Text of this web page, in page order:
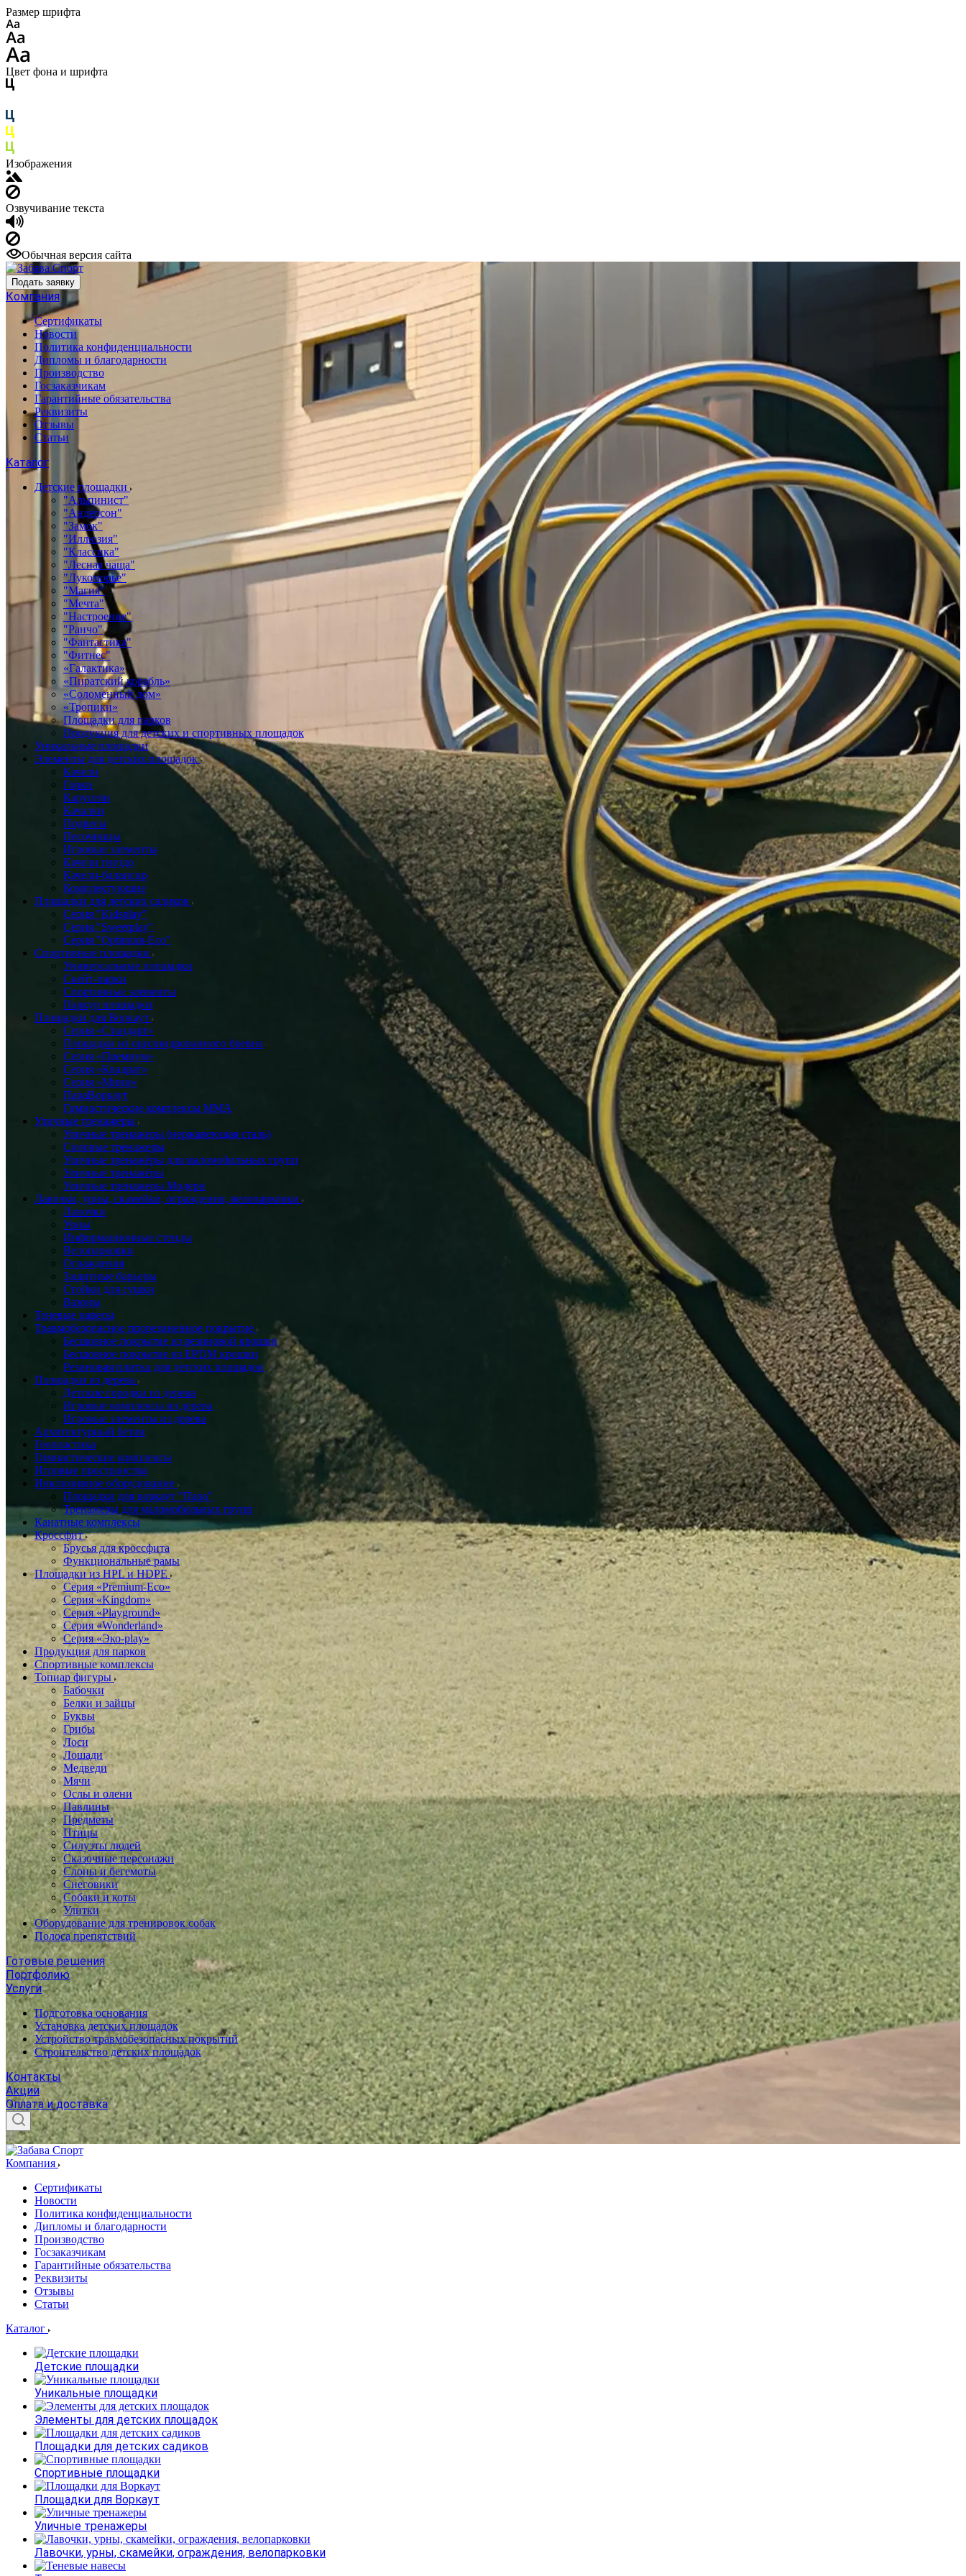
Размер шрифта
Цвет фона и шрифта
Изображения
Озвучивание текста
Обычная версия сайта
Подать заявку
Компания
Сертификаты
Новости
Политика конфиденциальности
Дипломы и благодарности
Производство
Госзаказчикам
Гарантийные обязательства
Реквизиты
Отзывы
Статьи
Каталог
Детские площадки
"Альпинист"
"Андерсон"
"Замок"
"Иллюзия"
"Классика"
"Лесная чаща"
"Лукоморье"
"Магия"
"Мечта"
"Настроение"
"Ранчо"
"Фантастика"
"Фитнес"
«Галактика»
«Пиратский корабль»
«Соломенный дом»
«Тропики»
Площадки для парков
Продукция для детских и спортивных площадок
Уникальные площадки
Элементы для детских площадок
Качели
Горки
Карусели
Качалки
Подвесы
Песочницы
Игровые элементы
Качели гнездо
Качели-балансир
Комплектующие
Площадки для детских садиков
Серия "Kidsplay"
Серия "Sweetplay"
Серия "Оptimum-Еco"
Спортивные площадки
Универсальные площадки
Скейт-парки
Спортивные элементы
Паркур площадки
Площадки для Воркаут
Серия «Стандарт»
Площадки из оцилиндрованного бревна
Серия «Премиум»
Серия «Квадрат»
Серия «Мини»
ПараВоркаут
Гимнастические комплексы ММА
Уличные тренажеры
Уличные тренажеры (нержавеющая сталь)
Силовые тренажеры
Уличные тренажёры для маломобильных групп
Уличные тренажёры
Уличные тренажеры Модерн
Лавочки, урны, скамейки, ограждения, велопарковки
Лавочки
Урны
Информационные стенды
Велопарковки
Ограждения
Защитные барьеры
Стойки для сушки
Вазоны
Теневые навесы
Травмобезопасное прорезиненное покрытие
Бесшовное покрытие из резиновой крошки
Бесшовное покрытие из EPDM крошки
Резиновая плитка для детских площадок
Площадки из дерева
Детские городки из дерева
Игровые комплексы из дерева
Игровые элементы из дерева
Архитектурный бетон
Геопластика
Гимнастические комплексы
Игровые пространства
Инклюзивное оборудование
Площадки для воркаут "Пара"
Тренажеры для маломобильных групп
Канатные комплексы
Кроссфит
Брусья для кроссфита
Функциональные рамы
Площадки из HPL и HDPE
Серия «Premium-Eco»
Серия «Kingdom»
Серия «Playground»
Серия «Wonderland»
Серия «Эко-play»
Продукция для парков
Спортивные комплексы
Топиар фигуры
Бабочки
Белки и зайцы
Буквы
Грибы
Лоси
Лошади
Медведи
Мячи
Ослы и олени
Павлины
Предметы
Птицы
Силуэты людей
Сказочные персонажи
Слоны и бегемоты
Снеговики
Собаки и коты
Улитки
Оборудование для тренировок собак
Полоса препятствий
Готовые решения
Портфолию
Услуги
Подготовка основания
Установка детских площадок
Устройство травмобезопасных покрытий
Строительство детских площадок
Контакты
Акции
Оплата и доставка
Компания
Сертификаты
Новости
Политика конфиденциальности
Дипломы и благодарности
Производство
Госзаказчикам
Гарантийные обязательства
Реквизиты
Отзывы
Статьи
Каталог
Детские площадки
Уникальные площадки
Элементы для детских площадок
Площадки для детских садиков
Спортивные площадки
Площадки для Воркаут
Уличные тренажеры
Лавочки, урны, скамейки, ограждения, велопарковки